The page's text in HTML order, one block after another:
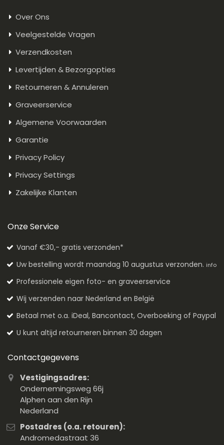
Over Ons
Veelgestelde Vragen
Verzendkosten
Levertijden & Bezorgopties
Retourneren & Annuleren
Graveerservice
Algemene Voorwaarden
Garantie
Privacy Policy
Privacy Settings
Zakelijke Klanten
Onze Service
Vanaf €30,- gratis verzonden*
Uw bestelling wordt maandag 10 augustus verzonden. info
Professionele eigen foto- en graveerservice
Wij verzenden naar Nederland en België
Betaal met o.a. iDeal, Bancontact, Overboeking of Paypal
U kunt altijd retourneren binnen 30 dagen
Contactgegevens
Vestigingsadres:
Ondernemingsweg 66j
Alphen aan den Rijn
Nederland
Postadres (o.a. retouren):
Andromedastraat 36